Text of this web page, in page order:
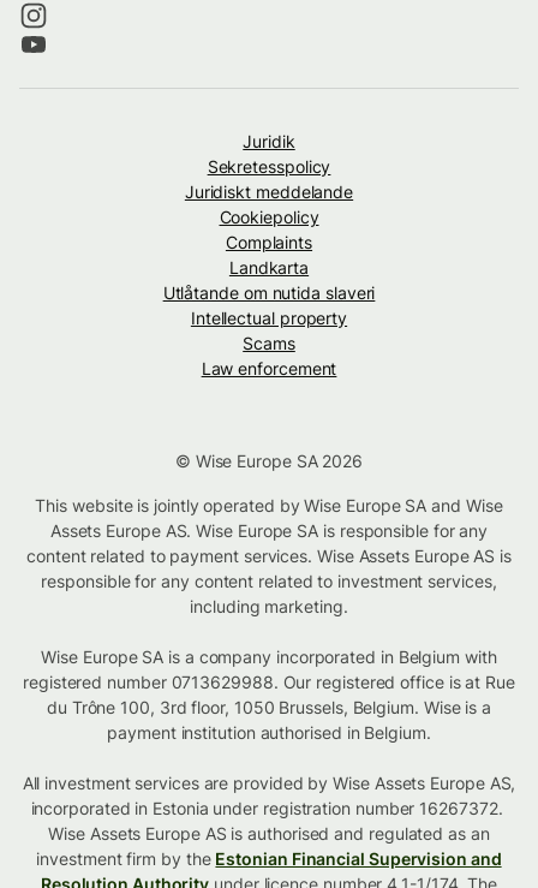
Juridik
Sekretesspolicy
Juridiskt meddelande
Cookiepolicy
Complaints
Landkarta
Utlåtande om nutida slaveri
Intellectual property
Scams
Law enforcement
© Wise Europe SA 2026
This website is jointly operated by Wise Europe SA and Wise
Assets Europe AS. Wise Europe SA is responsible for any
content related to payment services. Wise Assets Europe AS is
responsible for any content related to investment services,
including marketing.
Wise Europe SA is a company incorporated in Belgium with
registered number 0713629988. Our registered office is at Rue
du Trône 100, 3rd floor, 1050 Brussels, Belgium. Wise is a
payment institution authorised in Belgium.
All investment services are provided by Wise Assets Europe AS,
incorporated in Estonia under registration number 16267372.
Wise Assets Europe AS is authorised and regulated as an
investment firm by the Estonian Financial Supervision and
Resolution Authority under licence number 4.1-1/174. The